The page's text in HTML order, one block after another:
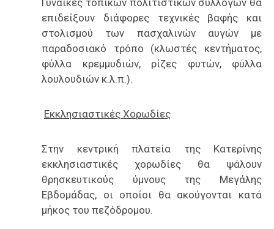
επιδείξουν διάφορες τεχνικές βαφής και
στολισμού των πασχαλινών αυγών με
παραδοσιακό τρόπο (κλωστές κεντήματος,
φύλλα κρεμμυδιών, ρίζες φυτών, φύλλα
λουλουδιών κ.λ.π.).
Εκκλησιαστικές Χορωδίες
Στην κεντρική πλατεία της Κατερίνης
εκκλησιαστικές χορωδίες θα ψάλουν
θρησκευτικούς ύμνους της Μεγάλης
Εβδομάδας, οι οποίοι θα ακούγονται κατά
μήκος του πεζόδρομου.